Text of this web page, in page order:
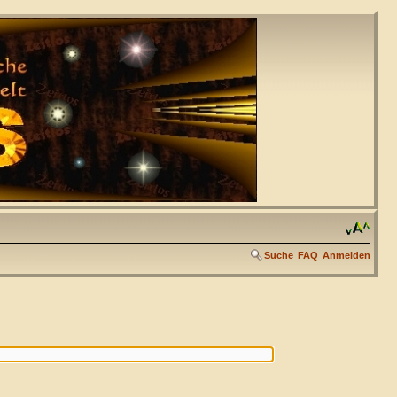
Suche FAQ Anmelden